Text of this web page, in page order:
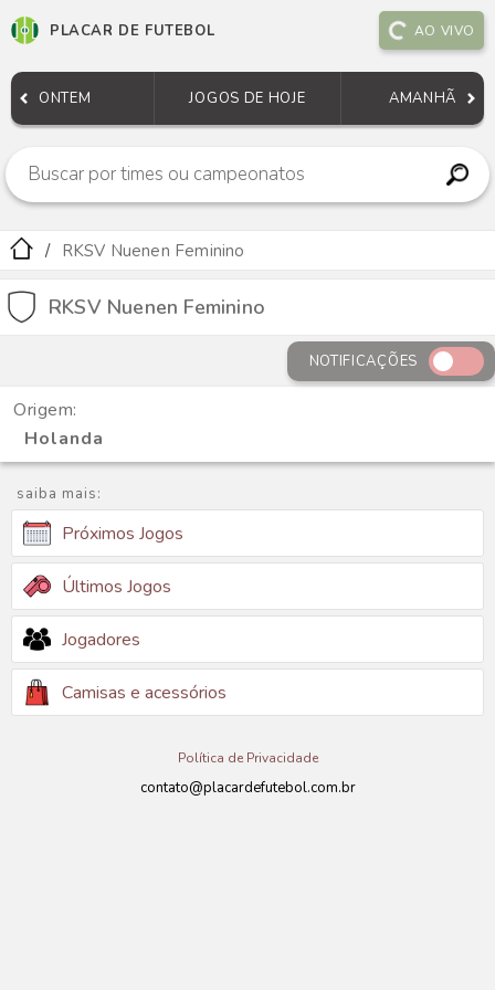
PLACAR DE FUTEBOL AO VIVO
ONTEM JOGOS DE HOJE AMANHÃ
RKSV Nuenen Feminino
RKSV Nuenen Feminino
NOTIFICAÇÕES
Origem:
Holanda
saiba mais:
Próximos Jogos
Últimos Jogos
Jogadores
Camisas e acessórios
Política de Privacidade
contato@placardefutebol.com.br